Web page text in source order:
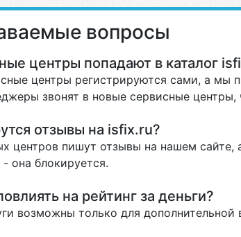
вопросы
центры попадают в каталог
центры регистрируются сами, а мы
звонят в новые сервисные центры,
отзывы на isfix.ru?
центров пишут отзывы на нашем
она блокируется.
на рейтинг за деньги?
возможны только для